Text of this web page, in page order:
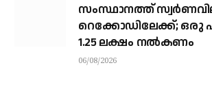
സംസ്ഥാനത്ത്
റെക്കോഡിലേക്ക്; ഒരു
1.25 ലക്ഷം നല്‍കണം
06/08/2026